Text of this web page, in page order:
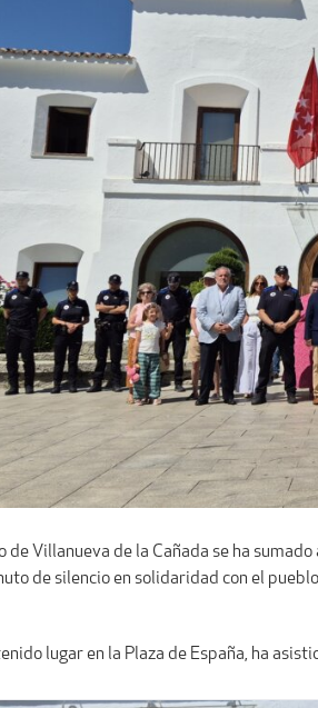
de Villanueva de la Cañada se ha
de silencio en solidaridad con el
lugar en la Plaza de España, ha